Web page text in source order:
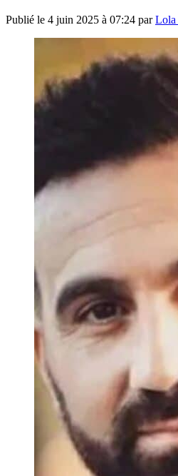
Publié le 4 juin 2025 à 07:24 parLola